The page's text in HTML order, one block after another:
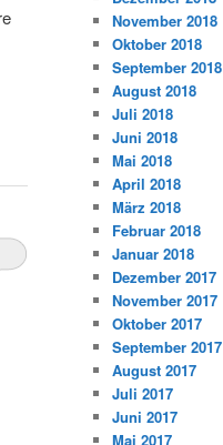
November 2018
Oktober 2018
September 2018
August 2018
Juli 2018
Juni 2018
Mai 2018
April 2018
März 2018
Februar 2018
Januar 2018
Dezember 2017
November 2017
Oktober 2017
September 2017
August 2017
Juli 2017
Juni 2017
Mai 2017